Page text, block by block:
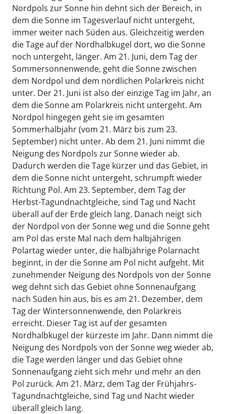
Nordpols zur Sonne hin dehnt sich der Bereich, in
dem die Sonne im Tagesverlauf nicht untergeht,
immer weiter nach Süden aus. Gleichzeitig werden
die Tage auf der Nordhalbkugel dort, wo die Sonne
noch untergeht, länger. Am 21. Juni, dem Tag der
Sommersonnenwende, geht die Sonne zwischen
dem Nordpol und dem nördlichen Polarkreis nicht
unter. Der 21. Juni ist also der einzige Tag im Jahr, an
dem die Sonne am Polarkreis nicht untergeht. Am
Nordpol hingegen geht sie im gesamten
Sommerhalbjahr (vom 21. März bis zum 23.
September) nicht unter. Ab dem 21. Juni nimmt die
Neigung des Nordpols zur Sonne wieder ab.
Dadurch werden die Tage kürzer und das Gebiet, in
dem die Sonne nicht untergeht, schrumpft wieder
Richtung Pol. Am 23. September, dem Tag der
Herbst-Tagundnachtgleiche, sind Tag und Nacht
überall auf der Erde gleich lang. Danach neigt sich
der Nordpol von der Sonne weg und die Sonne geht
am Pol das erste Mal nach dem halbjährigen
Polartag wieder unter, die halbjährige Polarnacht
beginnt, in der die Sonne am Pol nicht aufgeht. Mit
zunehmender Neigung des Nordpols von der Sonne
weg dehnt sich das Gebiet ohne Sonnenaufgang
nach Süden hin aus, bis es am 21. Dezember, dem
Tag der Wintersonnenwende, den Polarkreis
erreicht. Dieser Tag ist auf der gesamten
Nordhalbkugel der kürzeste im Jahr. Dann nimmt die
Neigung des Nordpols von der Sonne weg wieder ab,
die Tage werden länger und das Gebiet ohne
Sonnenaufgang zieht sich mehr und mehr an den
Pol zurück. Am 21. März, dem Tag der Frühjahrs-
Tagundnachtgleiche, sind Tag und Nacht wieder
überall gleich lang.